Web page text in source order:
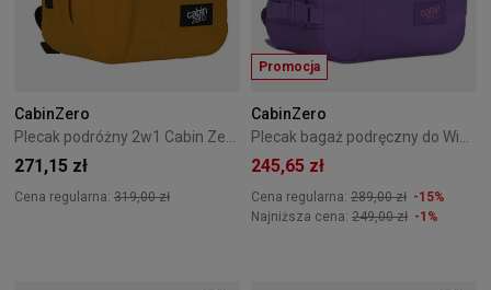
CabinZero
271,15 zł
Cena regularna: 319,00 zł
Promocja
CabinZero
245,65 zł
Cena regularna: 289,00 zł -15%
Najniższa cena: 249,00 zł -1%